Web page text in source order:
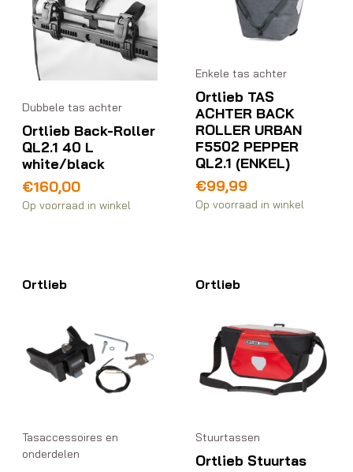
Dubbele tas achter
Ortlieb Back-Roller
QL2.1 40 L
white/black
€160,00
Op voorraad in winkel
Enkele tas achter
Ortlieb TAS
ACHTER BACK
ROLLER URBAN
F5502 PEPPER
QL2.1 (ENKEL)
€99,99
Op voorraad in winkel
Ortlieb
Tasaccessoires en
onderdelen
Ortlieb
Stuurtassen
Ortlieb Stuurtas